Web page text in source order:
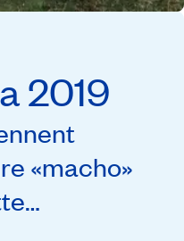
2019
«macho»